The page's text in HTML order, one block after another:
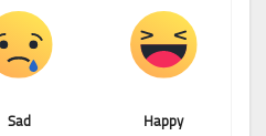
Happy
Sad